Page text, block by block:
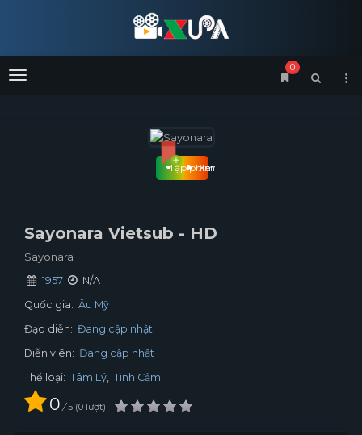
Menu
0
Xem phim
Tập phim
Sayonara Vietsub - HD
Sayonara
1957
N/A
Quốc gia: Âu Mỹ
Đạo diễn: Đang cập nhật
Diễn viên: Đang cập nhật
Thể loại: Tâm Lý, Tình Cảm
0 / 5 0 lượt